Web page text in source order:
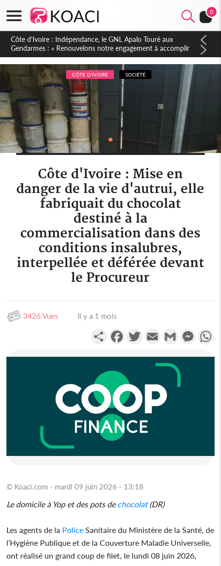
0
Sierra Leone : Un projet de réforme constitutionnelle en
gestation, points clés des amendements, un exclu d'avance
CÔTE D'IVOIRE SOCIÉTÉ
Côte d'Ivoire : Mise en
danger de la vie d'autrui, elle
fabriquait du chocolat
destiné à la
commercialisation dans des
conditions insalubres,
interpellée et déférée devant
le Procureur
3426 Vues Il y a 1 mois
PartagerFacebookTwitterEmail Gmail
© Koaci.com - mardi 09 juin 2026 - 13:18
Le domicile à Yop et des pots de chocolat(DR)
Les agents de la Police Sanitaire du Ministère de la Santé, de
l’Hygiène Publique et de la Couverture Maladie Universelle,
ont réalisé un grand coup de filet, le lundi 08 juin 2026,